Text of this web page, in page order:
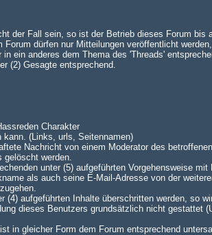
der Fall sein, so ist der Betrieb dieses Forum bis
dürfen nur Mitteilungen veröffentlicht
ein anderes dem Thema des 'Threads'
(2) Gesagte entsprechend.
Charakter
kann. (Links, urls, Seitennamen)
Nachricht von einem Moderator des
werden.
unter (5) aufgeführten Vorgehensweise
als auch seine E-Mail-Adresse von der
aufgeführten Inhalte überschritten werden, so
dieses Benutzers grundsätzlich nicht gestattet
in gleicher Form dem Forum entsprechend